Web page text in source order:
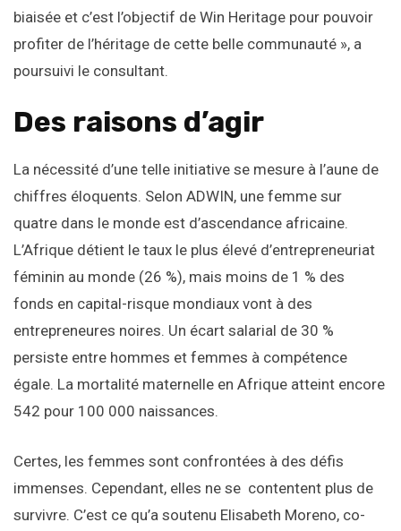
biaisée et c’est l’objectif de Win Heritage pour pouvoir
profiter de l’héritage de cette belle communauté », a
poursuivi le consultant.
Des raisons d’agir
La nécessité d’une telle initiative se mesure à l’aune de
chiffres éloquents. Selon ADWIN, une femme sur
quatre dans le monde est d’ascendance africaine.
L’Afrique détient le taux le plus élevé d’entrepreneuriat
féminin au monde (26 %), mais moins de 1 % des
fonds en capital-risque mondiaux vont à des
entrepreneures noires. Un écart salarial de 30 %
persiste entre hommes et femmes à compétence
égale. La mortalité maternelle en Afrique atteint encore
542 pour 100 000 naissances.
Certes, les femmes sont confrontées à des défis
immenses. Cependant, elles ne se contentent plus de
survivre. C’est ce qu’a soutenu Elisabeth Moreno, co-